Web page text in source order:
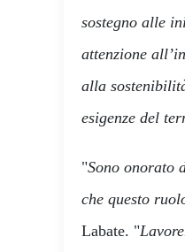
sostegno alle
attenzione
alla
esigenze del
"Sono onorato
che questo
Labate. "